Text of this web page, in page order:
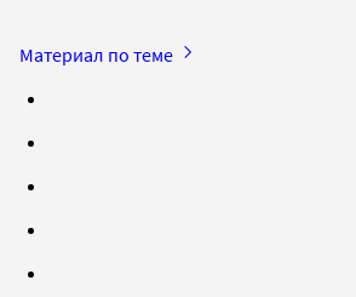
Материал по теме